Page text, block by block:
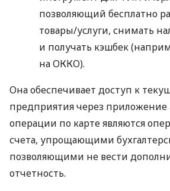
позволяющий бесплатно
товары/услуги, снимать
и получать кэшбек
на ОККО).
Она обеспечивает доступ к
предприятия через приложение
операции по карте являются
счета, упрощающими
позволяющими не вести
отчетность.